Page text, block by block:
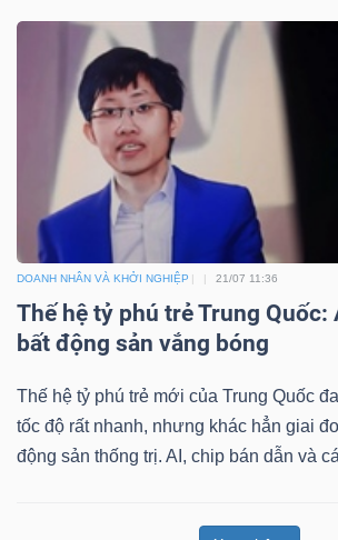
DOANH NHÂN VÀ KHỞI NGHIỆP 21/07 11:36
Thế hệ tỷ phú trẻ Trung Quốc:
bất động sản vắng bóng
Thế hệ tỷ phú trẻ mới của Trung Quốc
tốc độ rất nhanh, nhưng khác hẳn giai
động sản thống trị. AI, chip bán dẫn và